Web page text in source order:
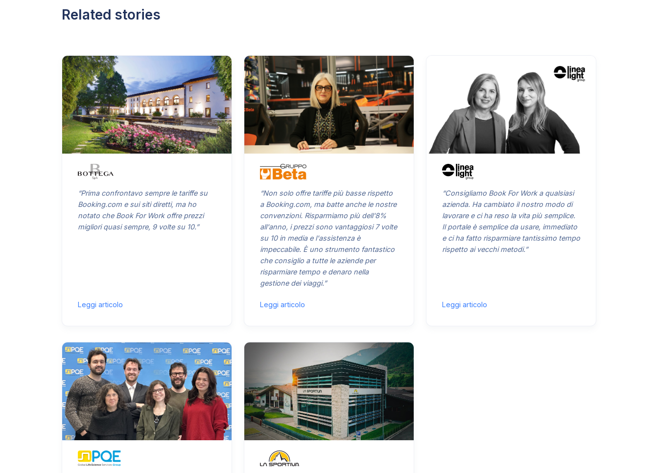
Related stories
“Prima confrontavo sempre le tariffe su
Booking.com e sui siti diretti, ma ho
notato che Book For Work offre prezzi
migliori quasi sempre, 9 volte su 10.”
Leggi articolo
“Non solo offre tariffe più basse rispetto
a Booking.com, ma batte anche le nostre
convenzioni. Risparmiamo più dell'8%
all'anno, i prezzi sono vantaggiosi 7 volte
su 10 in media e l'assistenza è
impeccabile. È uno strumento fantastico
che consiglio a tutte le aziende per
risparmiare tempo e denaro nella
gestione dei viaggi.”
Leggi articolo
“Consigliamo Book For Work a qualsiasi
azienda. Ha cambiato il nostro modo di
lavorare e ci ha reso la vita più semplice.
Il portale è semplice da usare, immediato
e ci ha fatto risparmiare tantissimo tempo
rispetto ai vecchi metodi.”
Leggi articolo